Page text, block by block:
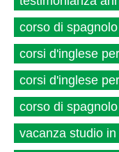
corso di
corsi d'inglese
corsi d'inglese
corso di
vacanza studio